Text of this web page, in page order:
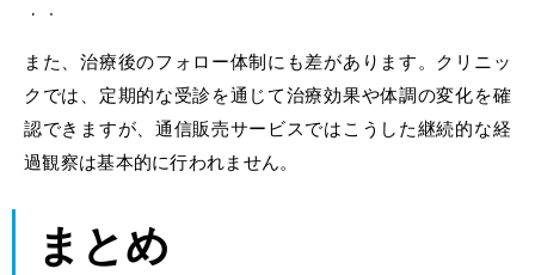
ます。
また、治療後のフォロー体制にも差があります。クリニッ
クでは、定期的な受診を通じて治療効果や体調の変化を確
認できますが、通信販売サービスではこうした継続的な経
過観察は基本的に行われません。
まとめ